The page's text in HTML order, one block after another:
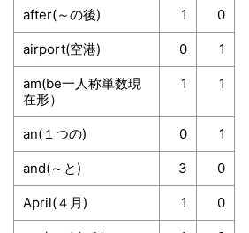
after(～の後) 1 0
airport(空港) 0 1
am(be一人称単数現
在形）
1 1
an(１つの) 0 1
and(～と) 3 0
April(４月) 1 0